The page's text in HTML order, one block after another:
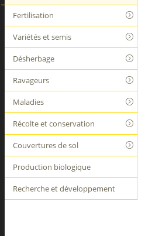
Fertilisation
Variétés et semis
Désherbage
Ravageurs
Maladies
Récolte et conservation
Couvertures de sol
Production biologique
Recherche et développement